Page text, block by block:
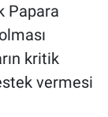
Papara
kritik
vermesi